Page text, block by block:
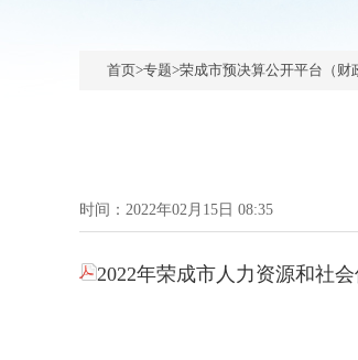
首页>专题>荣成市预决算公开平台（财
时间：2022年02月15日 08:35
2022年荣成市人力资源和社